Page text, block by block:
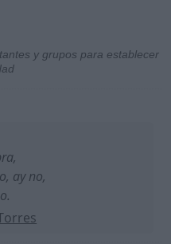
y grupos para establecer
ay no,